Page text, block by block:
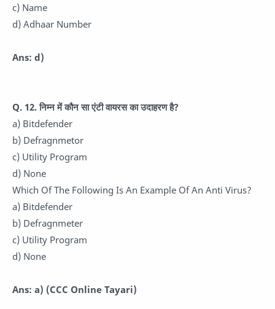
c) Name
d) Adhaar Number
Ans: d)
Q. 12.निम्न में कौन सा एंटी वायरस का उदाहरण है?
a) Bitdefender
b) Defragnmetor
c) Utility Program
d) None
Which Of The Following Is An Example Of An Anti Virus?
a) Bitdefender
b) Defragnmeter
c) Utility Program
d) None
Ans: a) (CCC Online Tayari)